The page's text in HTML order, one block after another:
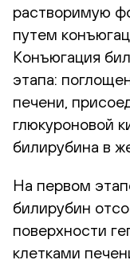
растворимую
путем
Конъюгация
этапа:
печени,
глюкуроновой
билирубина в
На первом
билирубин
поверхности
клетками